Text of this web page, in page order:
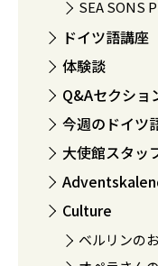
SEA SONS
ドイツ語講座
体験談
Q&Aセクショ
今週のドイツ
大使館スタッ
Culture
ベルリンの